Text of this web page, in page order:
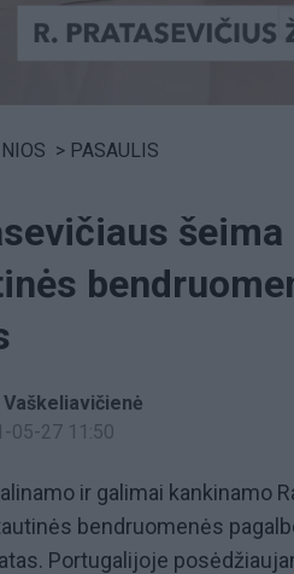
> PASAULIS
Vaškeliavičienė
05-27 11:50
ir galimai kankinamo
bendruomenės
Portugalijoje